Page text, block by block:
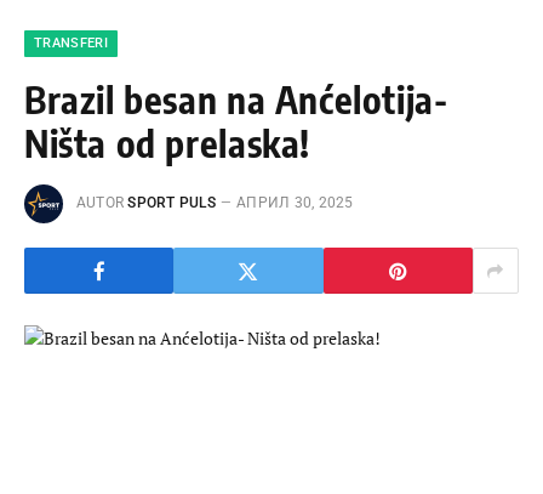
TRANSFERI
Brazil besan na Anćelotija-
Ništa od prelaska!
AUTOR SPORT PULS АПРИЛ 30, 2025